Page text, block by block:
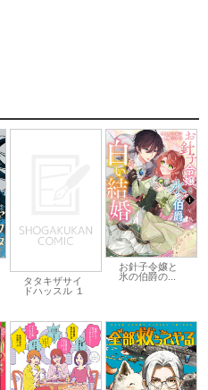
タタキザサイ
ドハッスル １
お針子令嬢と
氷の伯爵の...